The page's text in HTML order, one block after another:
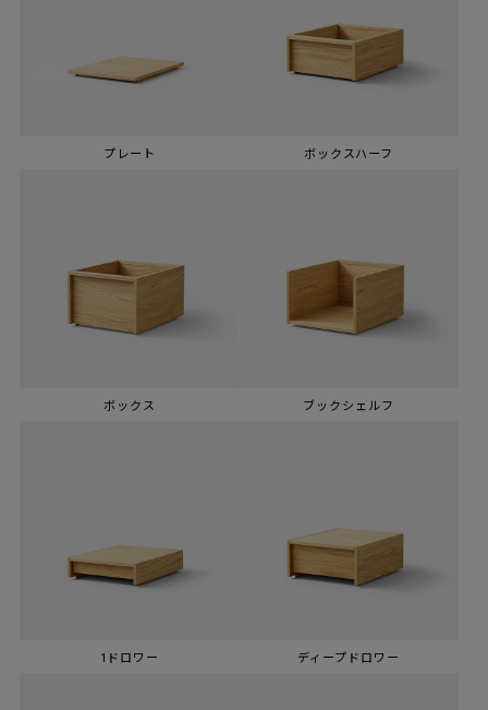
プレート ボックスハーフ
ボックス ブックシェルフ
1ドロワー ディープドロワー